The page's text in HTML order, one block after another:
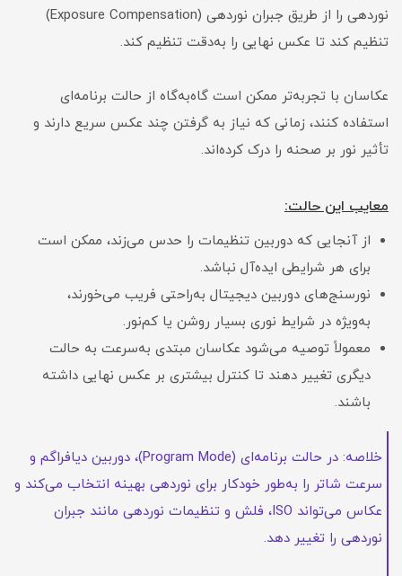
نوردهی را از طریق جبران نوردهی (Exposure Compensation)
تنظیم کند تا عکس نهایی را به‌دقت تنظیم کند.
عکاسان با تجربه‌تر ممکن است گاه‌به‌گاه از حالت برنامه‌ای
استفاده کنند، زمانی که نیاز به گرفتن چند عکس سریع دارند و
تأثیر نور بر صحنه را درک کرده‌اند.
معایب این حالت:
از آنجایی که دوربین تنظیمات را حدس می‌زند، ممکن است
برای هر شرایطی ایده‌آل نباشد.
نورسنج‌های دوربین دیجیتال به‌راحتی فریب می‌خورند،
به‌ویژه در شرایط نوری بسیار روشن یا کم‌نور.
معمولاً توصیه می‌شود عکاسان مبتدی به‌سرعت به حالت
دیگری تغییر دهند تا کنترل بیشتری بر عکس نهایی داشته
باشند.
خلاصه: در حالت برنامه‌ای (Program Mode)، دوربین دیافراگم و
سرعت شاتر را به‌طور خودکار برای نوردهی بهینه انتخاب می‌کند و
عکاس می‌تواند ISO، فلش و تنظیمات نوردهی مانند جبران
نوردهی را تغییر دهد.